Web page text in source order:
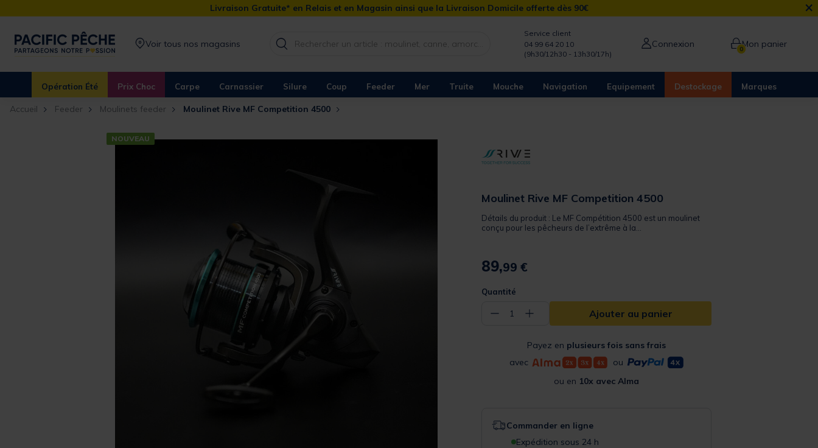
Livraison Gratuite* en Relais et en Magasin ainsi que la Livraison Domicile offerte dès 90€ ×
Voir tous nos magasins
Service client
04 99 64 20 10
(9h30/12h30 - 13h30/17h)
Connexion 0Mon panier
Opération Été Prix Choc Carpe Carnassier Silure Coup Feeder Mer Truite Mouche Navigation Equipement Destockage Marques
Accueil Feeder Moulinets feeder Moulinet Rive MF Competition 4500
NOUVEAU
Moulinet Rive MF Competition 4500
Détails du produit : Le MF Compétition 4500 est un moulinet
conçu pour les pêcheurs de l’extrême à la...
89,99 €
Quantité
− 1 + Ajouter au panier
Payez en plusieurs fois sans frais
avec
ou
ou en 10x avec Alma
Commander en ligne
Expédition sous 24 h